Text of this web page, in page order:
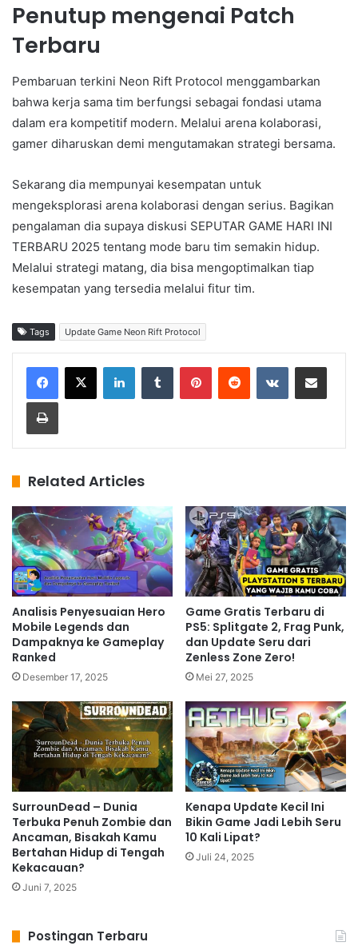
Penutup mengenai Patch
Terbaru
Pembaruan terkini Neon Rift Protocol menggambarkan
bahwa kerja sama tim berfungsi sebagai fondasi utama
dalam era kompetitif modern. Melalui arena kolaborasi,
gamer diharuskan demi mengutamakan strategi bersama.
Sekarang dia mempunyai kesempatan untuk
mengeksplorasi arena kolaborasi dengan serius. Bagikan
pengalaman dia supaya diskusi SEPUTAR GAME HARI INI
TERBARU 2025 tentang mode baru tim semakin hidup.
Melalui strategi matang, dia bisa mengoptimalkan tiap
kesempatan yang tersedia melalui fitur tim.
Tags Update Game Neon Rift Protocol
Related Articles
Analisis Penyesuaian Hero
Mobile Legends dan
Dampaknya ke Gameplay
Ranked
Desember 17, 2025
Game Gratis Terbaru di
PS5: Splitgate 2, Frag Punk,
dan Update Seru dari
Zenless Zone Zero!
Mei 27, 2025
SurrounDead – Dunia
Terbuka Penuh Zombie dan
Ancaman, Bisakah Kamu
Bertahan Hidup di Tengah
Kekacauan?
Juni 7, 2025
Kenapa Update Kecil Ini
Bikin Game Jadi Lebih Seru
10 Kali Lipat?
Juli 24, 2025
Postingan Terbaru